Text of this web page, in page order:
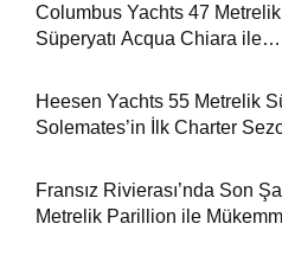
Columbus Yachts 47 Metrelik
Süperyatı Acqua Chiara ile
Heesen Yachts 55 Metrelik
Solemates’in İlk Charter
Fransız Rivierası’nda Son
Metrelik Parillion ile